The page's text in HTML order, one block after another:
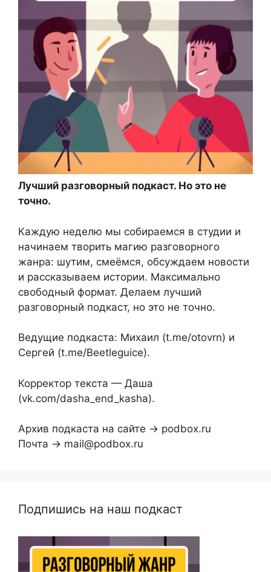
Лучший разговорный подкаст. Но это не
точно.
Каждую неделю мы собираемся в студии и
начинаем творить магию разговорного
жанра: шутим, смеёмся, обсуждаем новости
и рассказываем истории. Максимально
свободный формат. Делаем лучший
разговорный подкаст, но это не точно.
Ведущие подкаста: Михаил (t.me/otovrn) и
Сергей (t.me/Beetleguice).
Корректор текста — Даша
(vk.com/dasha_end_kasha).
Архив подкаста на сайте → podbox.ru
Почта → mail@podbox.ru
Подпишись на наш подкаст